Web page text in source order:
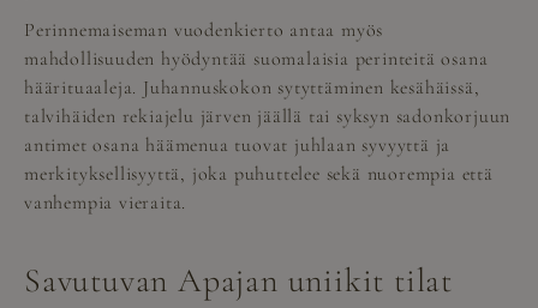
Perinnemaiseman vuodenkierto antaa myös
mahdollisuuden hyödyntää suomalaisia perinteitä osana
häärituaaleja. Juhannuskokon sytyttäminen kesähäissä,
talvihäiden rekiajelu järven jäällä tai syksyn sadonkorjuun
antimet osana häämenua tuovat juhlaan syvyyttä ja
merkityksellisyyttä, joka puhuttelee sekä nuorempia että
vanhempia vieraita.
Savutuvan Apajan uniikit tilat